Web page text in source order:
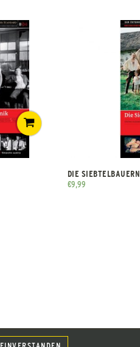
DIE SIEBTELBAUERN
€9,99